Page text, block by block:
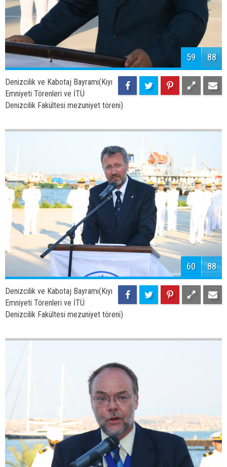
61 88
Denizcilik ve Kabotaj Bayramı(Kıyı
Denizcilik Fakültesi mezuniyet töreni)
62
Denizcilik ve Kabotaj Bayramı(Kıyı
Emniyeti Törenleri ve İTÜ
Denizcilik Fakültesi mezuniyet töreni)